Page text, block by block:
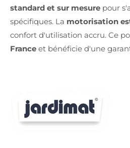
standard et sur mesure pour
spécifiques. La motorisation
confort d'utilisation accru. Ce
France et bénéficie d'une